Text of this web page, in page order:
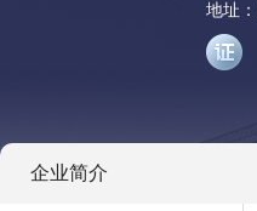
地址：
企业简介